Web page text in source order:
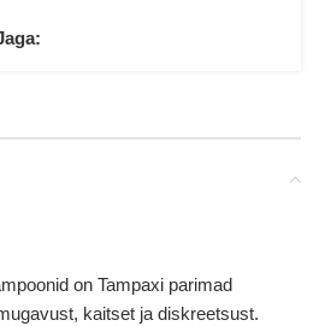
on Tampaxi parimad
kaitset ja diskreetsust.